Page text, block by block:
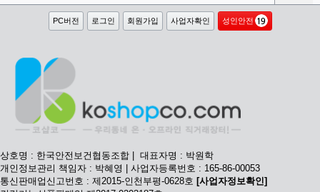
PC버전 로그인 회원가입 사업자확인 성인안전
상호명 : 한국안전보건협동조합 | 대표자명 : 박원학
개인정보관리 책임자 : 박혜영 | 사업자등록번호 : 165-86-00053
통신판매업신고번호 : 제2015-인천부평-0628호 [사업자정보확인]